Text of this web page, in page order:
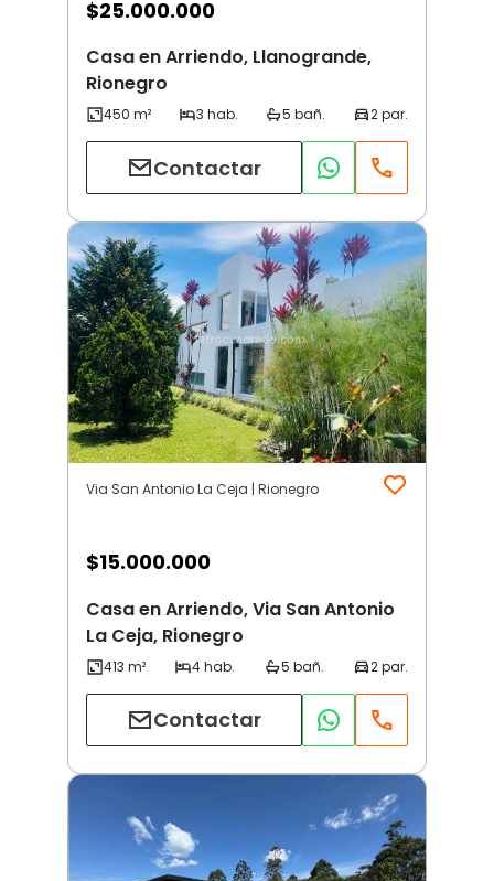
$25.000.000
Casa en Arriendo, Llanogrande,
Rionegro
Contactar
Via San Antonio La Ceja | Rionegro
$15.000.000
Casa en Arriendo, Via San Antonio
La Ceja, Rionegro
Contactar